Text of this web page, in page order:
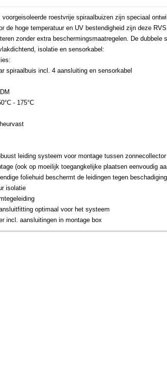
roestvrije spiraalbuizen zijn speciaal
de hoge temperatuur en UV bestendigheid zijn deze
zonder extra beschermingsmaatregelen. De dubbele
isolatie en sensorkabel:
spiraalbuis incl. 4 aansluiting en sensorkabel
- 175°C
leiding systeem voor montage tussen
(ook op moeilijk toegangkelijke plaatsen eenvoudig
foliehuid beschermt de leidingen tegen beschadiging
isolatie
optimaal voor het systeem
incl. aansluitingen in montage box